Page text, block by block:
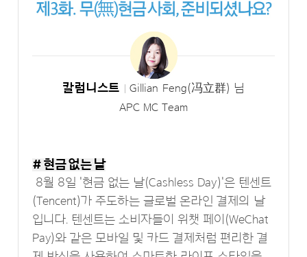
칼럼니스트
Gillian Feng(冯立群) 님
APC MC Team
# 현금 없는 날
8월 8일 '현금 없는 날(Cashless Day)'은 텐센트
(Tencent)가 주도하는 글로벌 온라인 결제의 날
입니다. 텐센트는 소비자들이 위챗 페이(WeChat
Pay)와 같은 모바일 및 카드 결제처럼 편리한 결